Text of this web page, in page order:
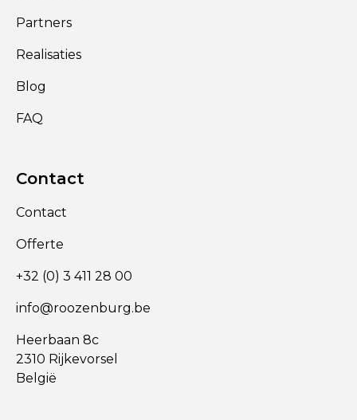
Partners
Realisaties
Blog
FAQ
Contact
Contact
Offerte
+32 (0) 3 411 28 00
info@roozenburg.be
Heerbaan 8c
2310 Rijkevorsel
België